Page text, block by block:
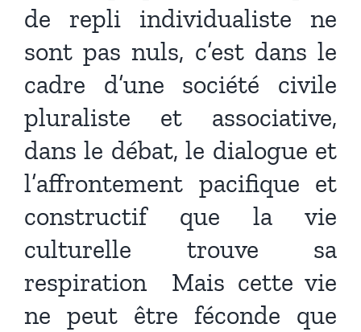
de repli individualiste ne
sont pas nuls, c’est dans le
cadre d’une société civile
pluraliste et associative,
dans le débat, le dialogue et
l’affrontement pacifique et
constructif que la vie
culturelle trouve sa
respiration Mais cette vie
ne peut être féconde que